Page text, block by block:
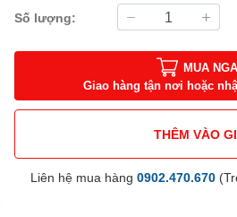
Số lượng:
MUA
Giao hàng tận nơi hoặc
THÊM VÀO
Liên hệ mua hàng 0902.470.670